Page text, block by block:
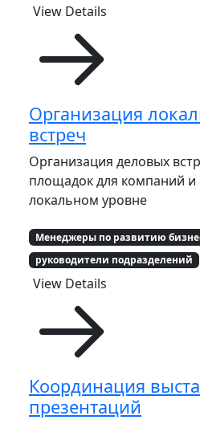
View Details
Организация
встреч
Организация деловых
площадок для компаний и
локальном уровне
Менеджеры по развитию
руководители подразделений
View Details
Координация
презентаций